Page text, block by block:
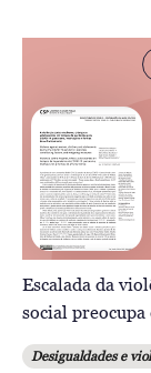
Escalada da
social
Desigualdades e